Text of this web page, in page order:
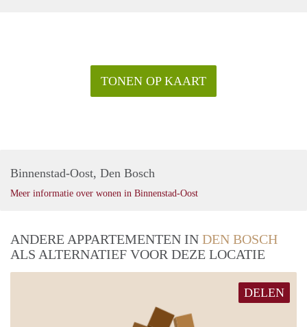
TONEN OP KAART
Binnenstad-Oost, Den Bosch
Meer informatie over wonen in Binnenstad-Oost
ANDERE APPARTEMENTEN IN DEN BOSCH
ALS ALTERNATIEF VOOR DEZE LOCATIE
DELEN